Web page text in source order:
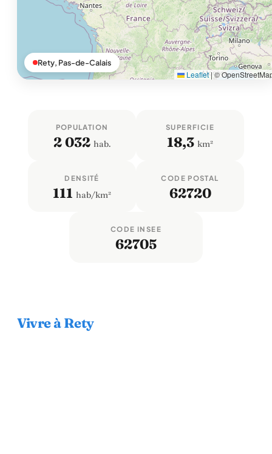
Leaflet|©
Rety, Pas-de-Calais
POPULATION
2 032 hab.
SUPERFICIE
18,3 km²
DENSITÉ
111 hab/km²
CODE POSTAL
62720
CODE INSEE
62705
Vivre à Rety